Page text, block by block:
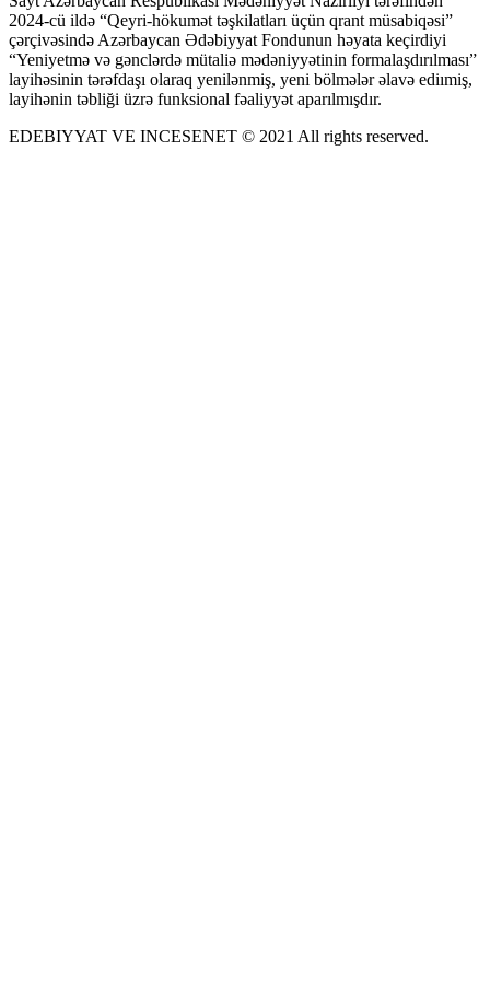
2024-cü ildə “Qeyri-hökumət təşkilatları üçün qrant müsabiqəsi”
çərçivəsində Azərbaycan Ədəbiyyat Fondunun həyata keçirdiyi
“Yeniyetmə və gənclərdə mütaliə mədəniyyətinin formalaşdırılması”
layihəsinin tərəfdaşı olaraq yenilənmiş, yeni bölmələr əlavə ediımiş,
layihənin təbliği üzrə funksional fəaliyyət aparılmışdır.
EDEBIYYAT VE INCESENET © 2021 All rights reserved.